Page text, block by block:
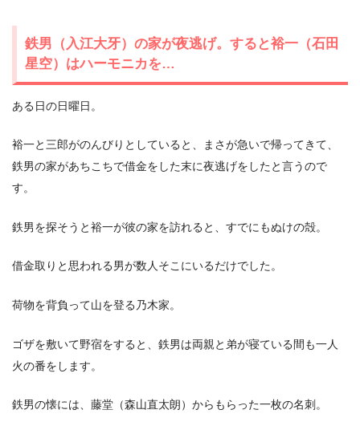
鉄男（入江大牙）の家が夜逃げ。すると裕一（石田
星空）はハーモニカを…
ある日の日曜日。
裕一と三郎がのんびりとしていると、まさが急いで帰ってきて、
鉄男の家があちこちで借金をした末に夜逃げをしたと言うので
す。
鉄男を探そうと裕一が彼の家を訪れると、すでにもぬけの殻。
借金取りと思われる男が数人そこにいるだけでした。
荷物を背負って山を登る乃木家。
ゴザを敷いて野宿をすると、鉄男は両親と弟が寝ている間も一人
火の番をします。
鉄男の懐には、藤堂（森山直太朗）からもらった一枚の名刺。